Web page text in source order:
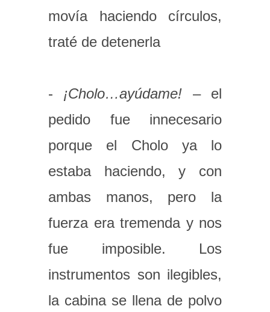
movía haciendo círculos,
traté de detenerla
- ¡Cholo…ayúdame! – el
pedido fue innecesario
porque el Cholo ya lo
estaba haciendo, y con
ambas manos, pero la
fuerza era tremenda y nos
fue imposible. Los
instrumentos son ilegibles,
la cabina se llena de polvo